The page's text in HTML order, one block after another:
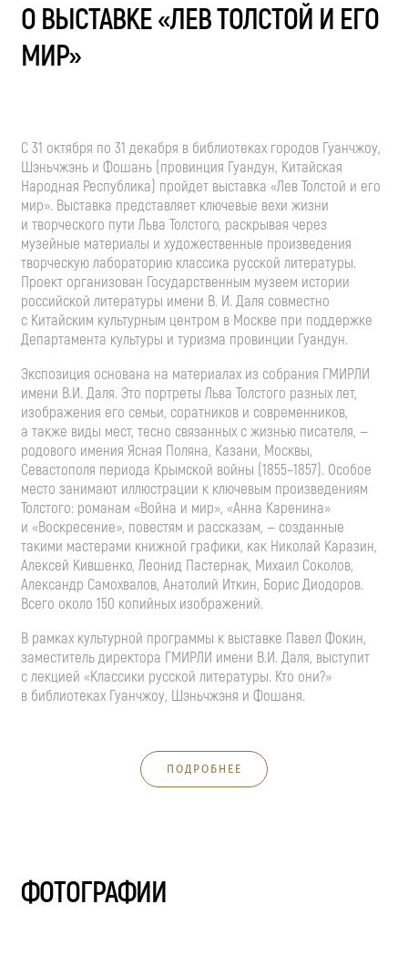
О ВЫСТАВКЕ «ЛЕВ ТОЛСТОЙ И ЕГО
МИР»
С 31 октября по 31 декабря в библиотеках городов Гуанчжоу,
Шэньчжэнь и Фошань (провинция Гуандун, Китайская
Народная Республика) пройдет выставка «Лев Толстой и его
мир». Выставка представляет ключевые вехи жизни
и творческого пути Льва Толстого, раскрывая через
музейные материалы и художественные произведения
творческую лабораторию классика русской литературы.
Проект организован Государственным музеем истории
российской литературы имени В. И. Даля совместно
с Китайским культурным центром в Москве при поддержке
Департамента культуры и туризма провинции Гуандун.
Экспозиция основана на материалах из собрания ГМИРЛИ
имени В.И. Даля. Это портреты Льва Толстого разных лет,
изображения его семьи, соратников и современников,
а также виды мест, тесно связанных с жизнью писателя, —
родового имения Ясная Поляна, Казани, Москвы,
Севастополя периода Крымской войны (1855–1857). Особое
место занимают иллюстрации к ключевым произведениям
Толстого: романам «Война и мир», «Анна Каренина»
и «Воскресение», повестям и рассказам, — созданные
такими мастерами книжной графики, как Николай Каразин,
Алексей Кившенко, Леонид Пастернак, Михаил Соколов,
Александр Самохвалов, Анатолий Иткин, Борис Диодоров.
Всего около 150 копийных изображений.
В рамках культурной программы к выставке Павел Фокин,
заместитель директора ГМИРЛИ имени В.И. Даля, выступит
с лекцией «Классики русской литературы. Кто они?»
в библиотеках Гуанчжоу, Шэньчжэня и Фошаня.
ПОДРОБНЕЕ
ФОТОГРАФИИ